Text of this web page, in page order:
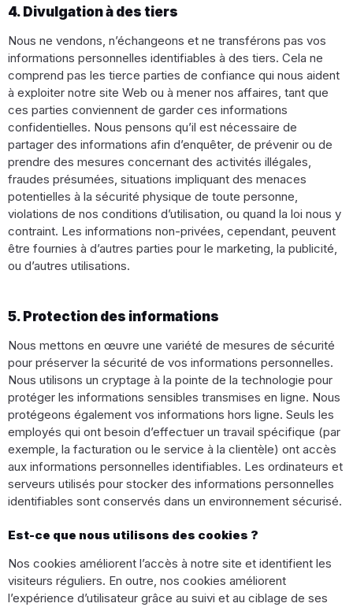
4. Divulgation à des tiers
Nous ne vendons, n’échangeons et ne transférons pas vos
informations personnelles identifiables à des tiers. Cela ne
comprend pas les tierce parties de confiance qui nous aident
à exploiter notre site Web ou à mener nos affaires, tant que
ces parties conviennent de garder ces informations
confidentielles. Nous pensons qu’il est nécessaire de
partager des informations afin d’enquêter, de prévenir ou de
prendre des mesures concernant des activités illégales,
fraudes présumées, situations impliquant des menaces
potentielles à la sécurité physique de toute personne,
violations de nos conditions d’utilisation, ou quand la loi nous y
contraint. Les informations non-privées, cependant, peuvent
être fournies à d’autres parties pour le marketing, la publicité,
ou d’autres utilisations.
5. Protection des informations
Nous mettons en œuvre une variété de mesures de sécurité
pour préserver la sécurité de vos informations personnelles.
Nous utilisons un cryptage à la pointe de la technologie pour
protéger les informations sensibles transmises en ligne. Nous
protégeons également vos informations hors ligne. Seuls les
employés qui ont besoin d’effectuer un travail spécifique (par
exemple, la facturation ou le service à la clientèle) ont accès
aux informations personnelles identifiables. Les ordinateurs et
serveurs utilisés pour stocker des informations personnelles
identifiables sont conservés dans un environnement sécurisé.
Est-ce que nous utilisons des cookies ?
Nos cookies améliorent l’accès à notre site et identifient les
visiteurs réguliers. En outre, nos cookies améliorent
l’expérience d’utilisateur grâce au suivi et au ciblage de ses